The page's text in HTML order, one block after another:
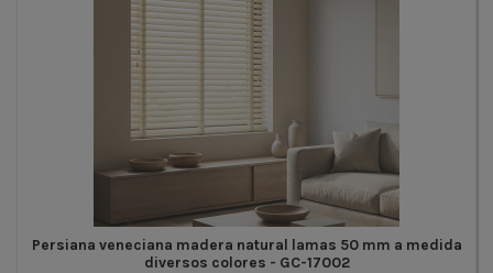
Persiana veneciana madera natural lamas 50 mm a medida
diversos colores - GC-17002